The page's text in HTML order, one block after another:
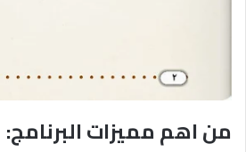
من اهم مميزات البرنامج: